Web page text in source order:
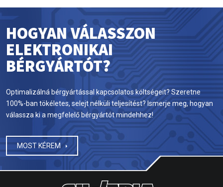
HOGYAN VÁLASSZON
ELEKTRONIKAI
BÉRGYÁRTÓT?
Optimalizálná bérgyártással kapcsolatos költségeit? Szeretne
100%-ban tökéletes, selejt nélküli teljesítést? Ismerje meg, hogyan
válassza ki a megfelelő bérgyártót mindehhez!
MOST KÉREM